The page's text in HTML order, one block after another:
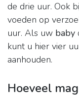
de drie uur. Ook
voeden op
uur. Als uw baby
kunt u hier vier
aanhouden.
Hoeveel